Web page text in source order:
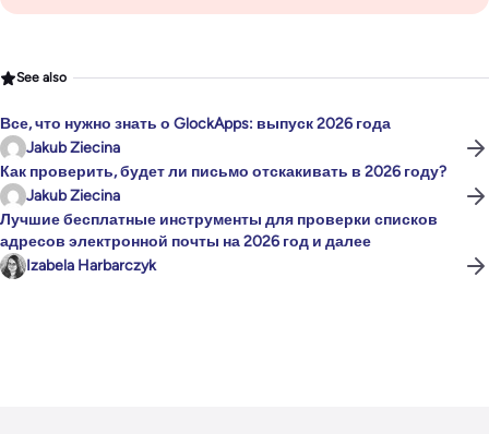
See also
Все, что нужно знать о GlockApps: выпуск 2026 года
Jakub Ziecina
Как проверить, будет ли письмо отскакивать в 2026 году?
Jakub Ziecina
Лучшие бесплатные инструменты для проверки списков
адресов электронной почты на 2026 год и далее
Izabela Harbarczyk